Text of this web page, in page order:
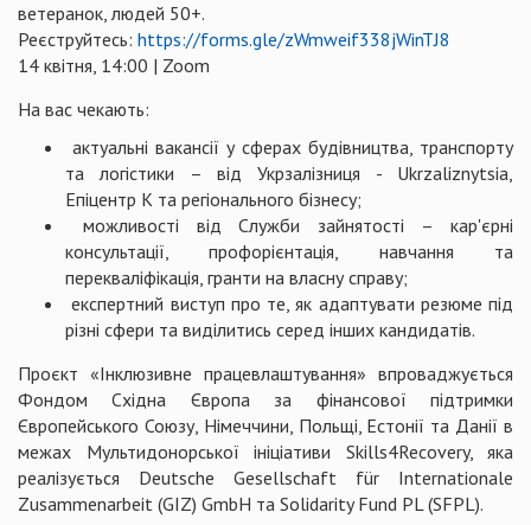
ветеранок, людей 50+.
Реєструйтесь: https://forms.gle/zWmweif338jWinTJ8
14 квітня, 14:00 | Zoom
На вас чекають:
актуальні вакансії у сферах будівництва, транспорту
та логістики – від Укрзалізниця - Ukrzaliznytsia,
Епіцентр К та регіонального бізнесу;
можливості від Служби зайнятості – кар'єрні
консультації, профорієнтація, навчання та
перекваліфікація, гранти на власну справу;
експертний виступ про те, як адаптувати резюме під
різні сфери та виділитись серед інших кандидатів.
Проєкт «Інклюзивне працевлаштування» впроваджується
Фондом Східна Європа за фінансової підтримки
Європейського Союзу, Німеччини, Польщі, Естонії та Данії в
межах Мультидонорської ініціативи Skills4Recovery, яка
реалізується Deutsche Gesellschaft für Internationale
Zusammenarbeit (GIZ) GmbH та Solidarity Fund PL (SFPL).